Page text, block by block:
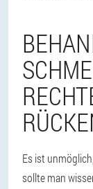
Es ist
sollte man